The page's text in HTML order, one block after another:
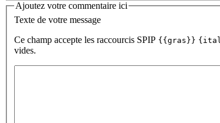
Ajoutez votre commentaire ici
Texte de votre message
Ce champ accepte les raccourcis SPIP {{gras}}
vides.